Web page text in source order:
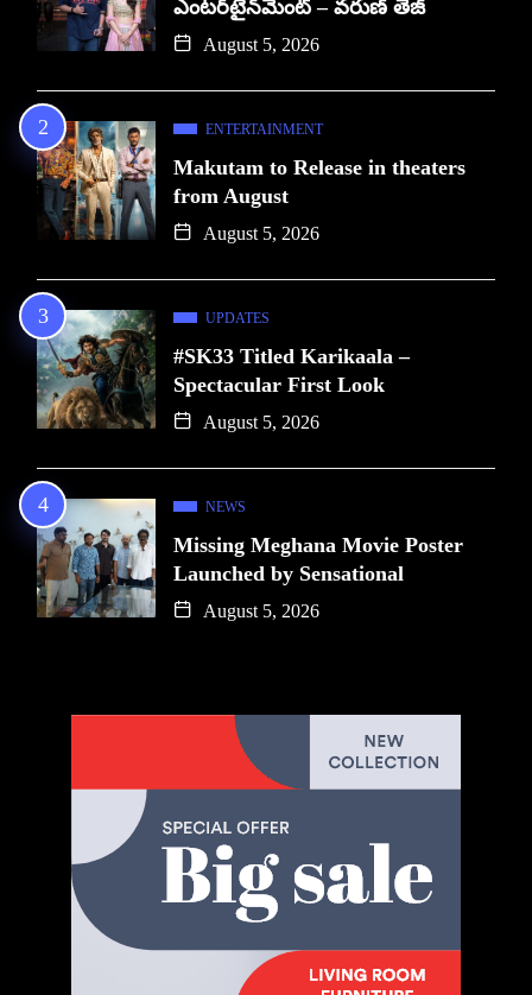
ఎంటర్‌టైన్‌మెంట్ – వరుణ్ తేజ్
August 5, 2026
ENTERTAINMENT
Makutam to Release in theaters
from August
August 5, 2026
UPDATES
#SK33 Titled Karikaala –
Spectacular First Look
August 5, 2026
NEWS
Missing Meghana Movie Poster
Launched by Sensational
August 5, 2026